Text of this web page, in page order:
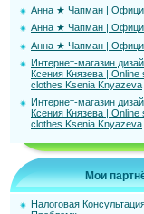
Анна ★ Чапман |
Анна ★ Чапман |
Анна ★ Чапман |
Интернет-магазин
Ксения Князева |
clothes Ksenia Knyazeva
Интернет-магазин
Ксения Князева |
clothes Ksenia Knyazeva
Мои
Налоговая